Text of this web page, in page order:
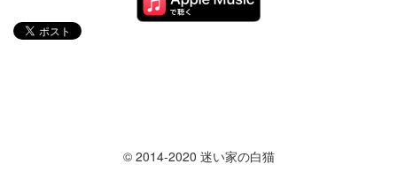
© 2014-2020 迷い家の白猫